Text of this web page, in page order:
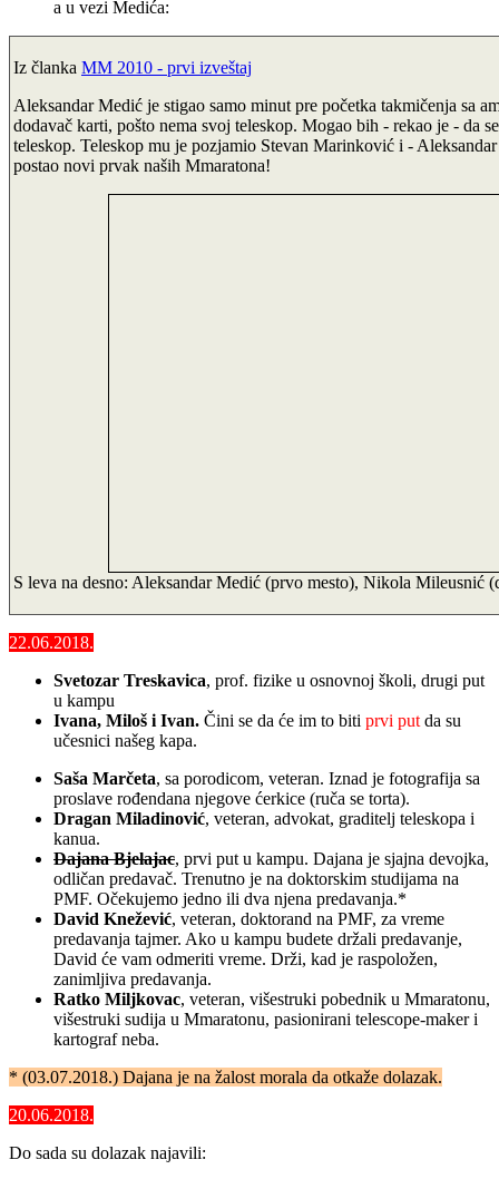
a u vezi Medića:
Iz članka MM 2010 - prvi izveštaj
Aleksandar Medić je stigao samo minut pre početka takmičenja sa
dodavač karti, pošto nema svoj teleskop. Mogao bih - rekao je - da
teleskop. Teleskop mu je pozjamio Stevan Marinković i -
postao novi prvak naših Mmaratona!
S leva na desno: Aleksandar Medić (prvo mesto), Nikola Mileusnić
22.06.2018.
Svetozar Treskavica, prof. fizike u osnovnoj školi, drugi put
u kampu
Ivana, Miloš i Ivan. Čini se da će im to biti prvi put da su
učesnici našeg kapa.
Saša Marčeta, sa porodicom, veteran. Iznad je fotografija sa
proslave rođendana njegove ćerkice (ruča se torta).
Dragan Miladinović, veteran, advokat, graditelj teleskopa i
kanua.
Dajana Bjelajac, prvi put u kampu. Dajana je sjajna devojka,
odličan predavač. Trenutno je na doktorskim studijama na
PMF. Očekujemo jedno ili dva njena predavanja.*
David Knežević, veteran, doktorand na PMF, za vreme
predavanja tajmer. Ako u kampu budete držali predavanje,
David će vam odmeriti vreme. Drži, kad je raspoložen,
zanimljiva predavanja.
Ratko Miljkovac, veteran, višestruki pobednik u Mmaratonu,
višestruki sudija u Mmaratonu, pasionirani telescope-maker i
kartograf neba.
* (03.07.2018.) Dajana je na žalost morala da otkaže dolazak.
20.06.2018.
Do sada su dolazak najavili: